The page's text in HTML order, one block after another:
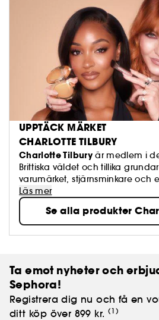
UPPTÄCK MÄRKET
CHARLOTTE TILBURY
Charlotte Tilburyär medlem i
Brittiska väldet och tillika
varumärket, stjärnsminkare och
ansiktsvård och skapare av
Läs mer
Se alla produkter
Ta emot nyheter och
Sephora!
Registrera dig nu och få en
ditt köp över 899 kr. (1)